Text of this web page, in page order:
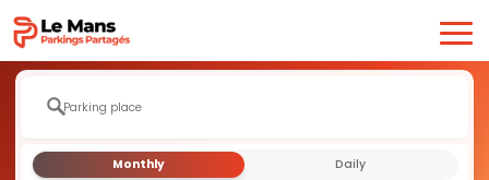
Monthly
Daily